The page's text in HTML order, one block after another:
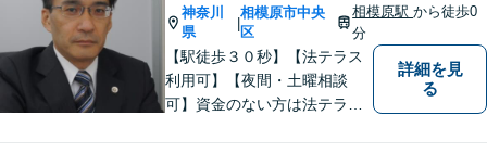
神奈川
県
|
相模原市中央
区
相模原駅から徒歩0
分
【駅徒歩３０秒】【法テラス
利用可】【夜間・土曜相談
可】資金のない方は法テラス
詳細を見
る